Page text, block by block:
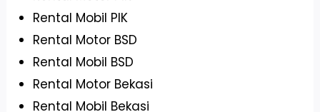
Rental Mobil PIK
Rental Motor BSD
Rental Mobil BSD
Rental Motor Bekasi
Rental Mobil Bekasi